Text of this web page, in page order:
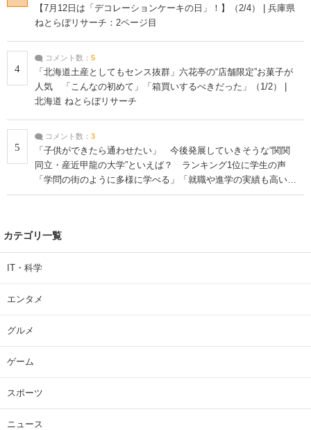
【7月12日は「デコレーションケーキの日」！】（2/4） | 兵庫県
ねとらぼリサーチ：2ページ目
4
コメント数： 5
「北海道土産としてもセンス抜群」六花亭の“店舗限定”お菓子が
人気 「こんなの初めて」「箱買いするべきだった」（1/2） |
北海道 ねとらぼリサーチ
5
コメント数： 3
「子供ができたら通わせたい」 今後発展していきそうな“関関
同立・産近甲龍の大学”といえば？ ランキング1位に学生の声
「学問の街のように多様に学べる」「就職や進学の実績も高い」
| 大学 ねとらぼリサーチ
カテゴリ一覧
IT・科学
エンタメ
グルメ
ゲーム
スポーツ
ニュース